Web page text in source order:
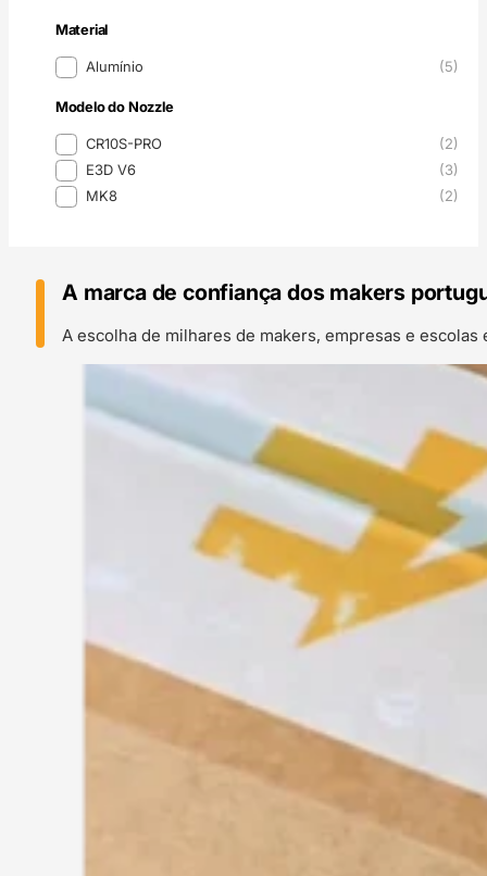
Material
MaterialAlumínio (5)
Modelo do Nozzle
Modelo do Nozzle
CR10S-PRO
(2)
E3D V6
(3)
MK8
(2)
A marca de confiança dos makers
A escolha de milhares de makers, empresas e escolas